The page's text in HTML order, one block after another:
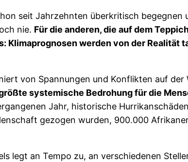
seit Jahrzehnten überkritisch
nie. Für die anderen, die auf dem
Klimaprognosen werden von der
von Spannungen und Konflikten auf der
systemische Bedrohung für die
Jahr, historische
gezogen wurden, 900.000
legt an Tempo zu, an verschiedenen